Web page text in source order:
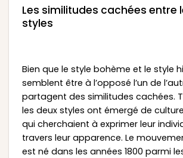
Les similitudes cachées entre
styles
Bien que le style bohème et le style
semblent être à l’opposé l’un de
partagent des similitudes cachées.
les deux styles ont émergé de
qui cherchaient à exprimer leur
travers leur apparence. Le
est né dans les années 1800 parmi